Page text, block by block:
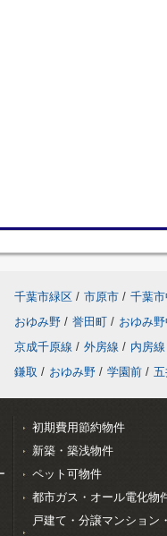
千葉市緑区 / 市原市 / 千葉
おゆみ野 / 誉田町 / おゆみ
京成千原線 / 外房線 / 内房線
鎌取 / おゆみ野 / 学園前 /
初期費用節約物件
新築・築浅物件
ペット可物件
都市ガス・オール電化物
戸建て・分譲マンション